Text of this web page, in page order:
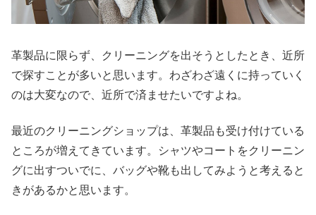
革製品に限らず、クリーニングを出そうとしたとき、近所
で探すことが多いと思います。わざわざ遠くに持っていく
のは大変なので、近所で済ませたいですよね。
最近のクリーニングショップは、革製品も受け付けている
ところが増えてきています。シャツやコートをクリーニン
グに出すついでに、バッグや靴も出してみようと考えると
きがあるかと思います。